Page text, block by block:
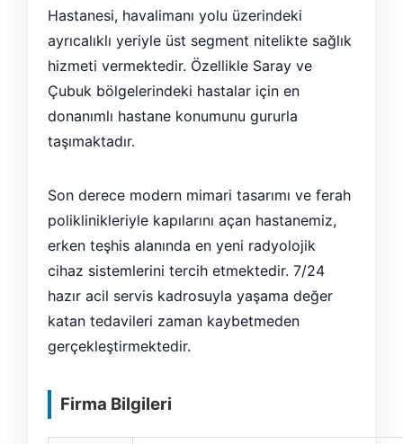
Hastanesi, havalimanı yolu üzerindeki
ayrıcalıklı yeriyle üst segment nitelikte sağlık
hizmeti vermektedir. Özellikle Saray ve
Çubuk bölgelerindeki hastalar için en
donanımlı hastane konumunu gururla
taşımaktadır.
Son derece modern mimari tasarımı ve ferah
poliklinikleriyle kapılarını açan hastanemiz,
erken teşhis alanında en yeni radyolojik
cihaz sistemlerini tercih etmektedir. 7/24
hazır acil servis kadrosuyla yaşama değer
katan tedavileri zaman kaybetmeden
gerçekleştirmektedir.
Firma Bilgileri